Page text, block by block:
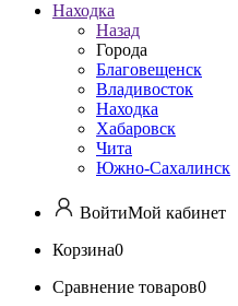
Находка
Назад
Города
Благовещенск
Владивосток
Находка
Хабаровск
Чита
Южно-Сахалинск
ВойтиМой кабинет
Корзина0
Сравнение товаров0